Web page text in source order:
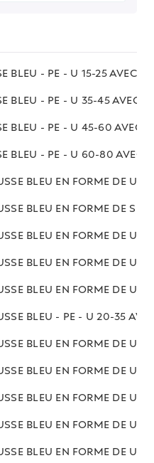
BLEU - PE - U 15-25 AVEC
BLEU - PE - U 35-45 AVEC
BLEU - PE - U 45-60 AVEC
BLEU - PE - U 60-80 AVEC
BLEU EN FORME DE U -
BLEU EN FORME DE S -
BLEU EN FORME DE U -
BLEU EN FORME DE U -
BLEU EN FORME DE U -
BLEU - PE - U 20-35
BLEU EN FORME DE U -
BLEU EN FORME DE U -
BLEU EN FORME DE U -
BLEU EN FORME DE U -
BLEU EN FORME DE U -